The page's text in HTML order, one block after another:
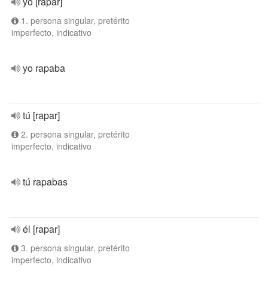
1. persona singular, pretérito
imperfecto, indicativo
yo rapaba
tú [rapar]
2. persona singular, pretérito
imperfecto, indicativo
tú rapabas
él [rapar]
3. persona singular, pretérito
imperfecto, indicativo